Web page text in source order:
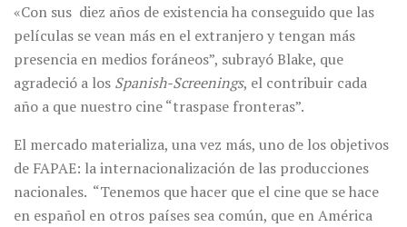
«Con sus diez años de existencia ha conseguido que las
películas se vean más en el extranjero y tengan más
presencia en medios foráneos”, subrayó Blake, que
agradeció a los Spanish-Screenings, el contribuir cada
año a que nuestro cine “traspase fronteras”.
El mercado materializa, una vez más, uno de los objetivos
de FAPAE: la internacionalización de las producciones
nacionales. “Tenemos que hacer que el cine que se hace
en español en otros países sea común, que en América